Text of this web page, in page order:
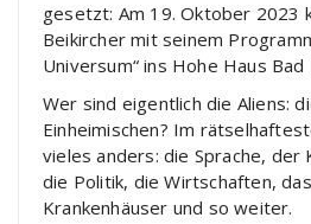
gesetzt: Am 19. Oktober 2023
Beikircher mit seinem
Universum“ ins Hohe Haus Bad
Wer sind eigentlich die Aliens:
Einheimischen? Im
vieles anders: die Sprache, der
die Politik, die Wirtschaften,
Krankenhäuser und so weiter.